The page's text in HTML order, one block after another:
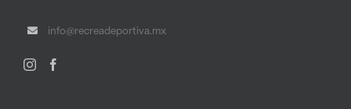
info@recreadeportiva.mx